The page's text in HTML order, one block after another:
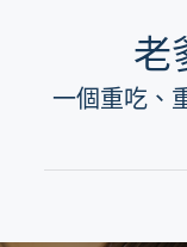
content
老
一個重吃、